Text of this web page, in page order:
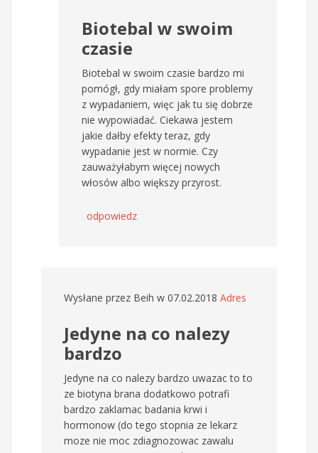
Biotebal w swoim
czasie
Biotebal w swoim czasie bardzo mi
pomógł, gdy miałam spore problemy
z wypadaniem, więc jak tu się dobrze
nie wypowiadać. Ciekawa jestem
jakie dałby efekty teraz, gdy
wypadanie jest w normie. Czy
zauważyłabym więcej nowych
włosów albo większy przyrost.
odpowiedz
Wysłane przez Beih w 07.02.2018 Adres
Jedyne na co nalezy
bardzo
Jedyne na co nalezy bardzo uwazac to to
ze biotyna brana dodatkowo potrafi
bardzo zaklamac badania krwi i
hormonow (do tego stopnia ze lekarz
moze nie moc zdiagnozowac zawalu